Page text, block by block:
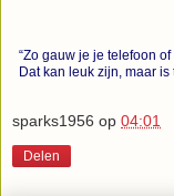
“Zo gauw je je telefoon
Dat kan leuk zijn, maar
sparks1956 op 04:01
Delen